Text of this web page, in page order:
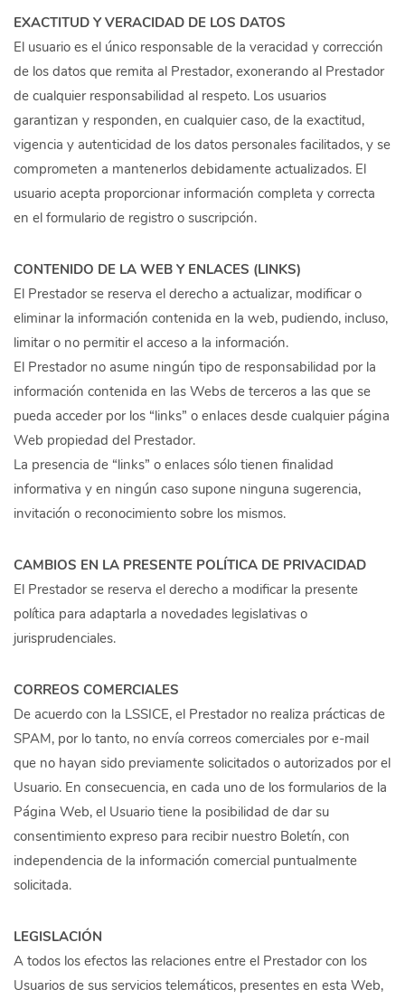
EXACTITUD Y VERACIDAD DE LOS DATOS
El usuario es el único responsable de la veracidad y corrección
de los datos que remita al Prestador, exonerando al Prestador
de cualquier responsabilidad al respeto. Los usuarios
garantizan y responden, en cualquier caso, de la exactitud,
vigencia y autenticidad de los datos personales facilitados, y se
comprometen a mantenerlos debidamente actualizados. El
usuario acepta proporcionar información completa y correcta
en el formulario de registro o suscripción.
CONTENIDO DE LA WEB Y ENLACES (LINKS)
El Prestador se reserva el derecho a actualizar, modificar o
eliminar la información contenida en la web, pudiendo, incluso,
limitar o no permitir el acceso a la información.
El Prestador no asume ningún tipo de responsabilidad por la
información contenida en las Webs de terceros a las que se
pueda acceder por los “links” o enlaces desde cualquier página
Web propiedad del Prestador.
La presencia de “links” o enlaces sólo tienen finalidad
informativa y en ningún caso supone ninguna sugerencia,
invitación o reconocimiento sobre los mismos.
CAMBIOS EN LA PRESENTE POLÍTICA DE PRIVACIDAD
El Prestador se reserva el derecho a modificar la presente
política para adaptarla a novedades legislativas o
jurisprudenciales.
CORREOS COMERCIALES
De acuerdo con la LSSICE, el Prestador no realiza prácticas de
SPAM, por lo tanto, no envía correos comerciales por e-mail
que no hayan sido previamente solicitados o autorizados por el
Usuario. En consecuencia, en cada uno de los formularios de la
Página Web, el Usuario tiene la posibilidad de dar su
consentimiento expreso para recibir nuestro Boletín, con
independencia de la información comercial puntualmente
solicitada.
LEGISLACIÓN
A todos los efectos las relaciones entre el Prestador con los
Usuarios de sus servicios telemáticos, presentes en esta Web,